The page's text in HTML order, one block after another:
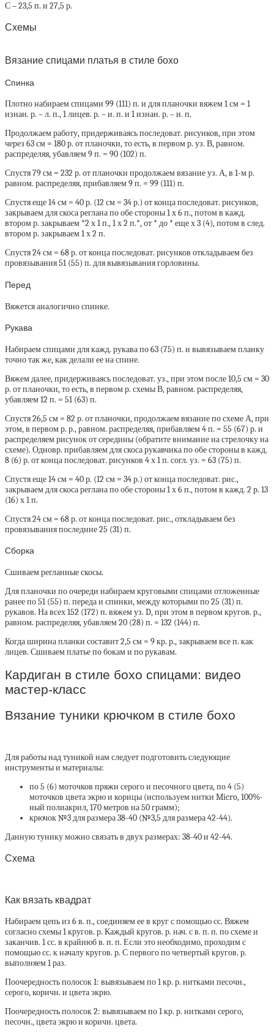
С – 23,5 п. и 27,5 р.
Схемы
Вязание спицами платья в стиле бохо
Спинка
Плотно набираем спицами 99 (111) п. и для планочки вяжем 1 см = 1
изнан. р. – л. п., 1 лицев. р. – и. п. и 1 изнан. р. – и. п.
Продолжаем работу, придерживаясь последоват. рисунков, при этом
через 63 см = 180 р. от планочки, то есть, в первом р. уз. В, равном.
распределяя, убавляем 9 п. = 90 (102) п.
Спустя 79 см = 232 р. от планочки продолжаем вязание уз. А, в 1-м р.
равном. распределяя, прибавляем 9 п. = 99 (111) п.
Спустя еще 14 см = 40 р. (12 см = 34 р.) от конца последоват. рисунков,
закрываем для скоса реглана по обе стороны 1 х 6 п., потом в кажд.
втором р. закрываем *2 х 1 п., 1 х 2 п.*, от * до * еще х 3 (4), потом в след.
втором р. закрываем 1 х 2 п.
Спустя 24 см = 68 р. от конца последоват. рисунков откладываем без
провязывания 51 (55) п. для вывязывания горловины.
Перед
Вяжется аналогично спинке.
Рукава
Набираем спицами для кажд. рукава по 63 (75) п. и вывязываем планку
точно так же, как делали ее на спине.
Вяжем далее, придерживаясь последоват. уз., при этом после 10,5 см = 30
р. от планочки, то есть, в первом р. схемы В, равном. распределяя,
убавляем 12 п. = 51 (63) п.
Спустя 26,5 см = 82 р. от планочки, продолжаем вязание по схеме А, при
этом, в первом р. р., равном. распределяя, прибавляем 4 п. = 55 (67) р. и
распределяем рисунок от середины (обратите внимание на стрелочку на
схеме). Одновр. прибавляем для скоса рукавчика по обе стороны в кажд.
8 (6) р. от конца последоват. рисунков 4 х 1 п. согл. уз. = 63 (75) п.
Спустя еще 14 см = 40 р. (12 см = 34 р.) от конца последоват. рис.,
закрываем для скоса реглана по обе стороны 1 х 6 п., потом в кажд. 2 р. 13
(16) х 1 п.
Спустя 24 см = 68 р. от конца последоват. рис., откладываем без
провязывания последние 25 (31) п.
Сборка
Сшиваем регланные скосы.
Для планочки по очереди набираем круговыми спицами отложенные
ранее по 51 (55) п. переда и спинки, между которыми по 25 (31) п.
рукавов. На всех 152 (172) п. вяжем уз. D, при этом в первом кругов. р.,
равном. распределяя, убавляем 20 (28) п. = 132 (144) п.
Когда ширина планки составит 2,5 см = 9 кр. р., закрываем все п. как
лицев. Сшиваем платье по бокам и по рукавам.
Кардиган в стиле бохо спицами: видео
мастер-класс
Вязание туники крючком в стиле бохо
Для работы над туникой нам следует подготовить следующие
инструменты и материалы:
по 5 (6) моточков пряжи серого и песочного цвета, по 4 (5)
моточков цвета экрю и корицы (используем нитки Micro, 100%-
ный полиакрил, 170 метров на 50 грамм);
крючок №3 для размера 38-40 (№3,5 для размера 42-44).
Данную тунику можно связать в двух размерах: 38-40 и 42-44.
Схема
Как вязать квадрат
Набираем цепь из 6 в. п., соединяем ее в круг с помощью сс. Вяжем
согласно схемы 1 кругов. р. Каждый кругов. р. нач. с в. п. п. по схеме и
заканчив. 1 сс. в крайнюб в. п. п. Если это необходимо, проходим с
помощью сс. к началу кругов. р. С первого по четвертый кругов. р.
выполняем 1 раз.
Поочередность полосок 1: вывязываем по 1 кр. р. нитками песочн.,
серого, коричн. и цвета экрю.
Поочередность полосок 2: вывязываем по 1 кр. р. нитками серого,
песочн., цвета экрю и коричн. цвета.